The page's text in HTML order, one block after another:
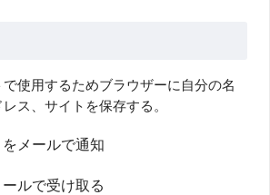
使用するためブラウザーに自分の名
ス、サイトを保存する。
メールで通知
ルで受け取る